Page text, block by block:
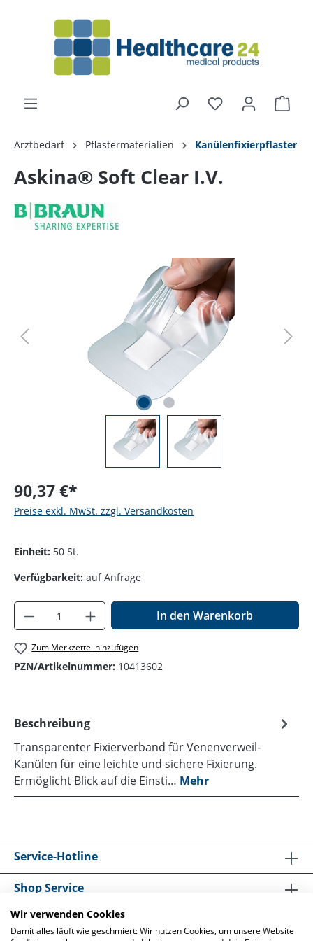
Arztbedarf Pflastermaterialien Kanülenfixierpflaster
Askina® Soft Clear I.V.
90,37 €*
Preise exkl. MwSt. zzgl. Versandkosten
Einheit: 50 St.
Verfügbarkeit: auf Anfrage
Produkt Anzahl: Gib den gewünschten
In den Warenkorb
Zum Merkzettel hinzufügen
PZN/Artikelnummer: 10413602
Beschreibung
Transparenter Fixierverband für Venenverweil-
Kanülen für eine leichte und sichere Fixierung.
Ermöglicht Blick auf die Einsti… Mehr
Service-Hotline
Shop Service
Informationen
Wir verwenden Cookies
Damit alles läuft wie geschmiert: Wir nutzen Cookies, um unsere Website